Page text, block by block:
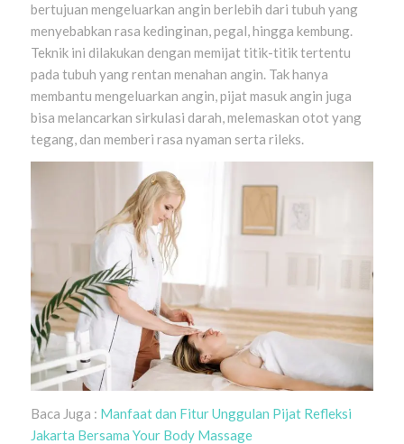
bertujuan mengeluarkan angin berlebih dari tubuh yang
menyebabkan rasa kedinginan, pegal, hingga kembung.
Teknik ini dilakukan dengan memijat titik-titik tertentu
pada tubuh yang rentan menahan angin. Tak hanya
membantu mengeluarkan angin, pijat masuk angin juga
bisa melancarkan sirkulasi darah, melemaskan otot yang
tegang, dan memberi rasa nyaman serta rileks.
Baca Juga : Manfaat dan Fitur Unggulan Pijat Refleksi
Jakarta Bersama Your Body Massage